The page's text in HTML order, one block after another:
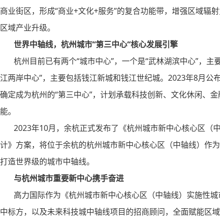
商业街区，形成“商业+文化+服务”的复合功能带，增强区域辐
区域产业升级。
世界中轴线，杭州城市“第三中心“核心发展引擎
杭州目前已有两个“城市中心”，一个是“武林湖滨中心”，主
江两岸中心”，主要包括钱江新城和钱江世纪城。2023年8月公
确定成为杭州的“第三中心”，计划承载科技创新、文化休闲、
能。
2023年10月，余杭正式发布了《杭州城市新中心核心区（
计》方案，将位于余杭的杭州城市新中心核心区（中轴线）作
打造世界级的城市中轴线。
与杭州城市重要新中心携手奋进
高力国际作为《杭州城市新中心核心区（中轴线）实施性
中标方，以及未来科技城中轴线项目的招商顾问，全面赋能区